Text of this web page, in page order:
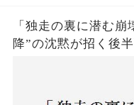
「独走の裏に潜む
降”の沈黙が招く後